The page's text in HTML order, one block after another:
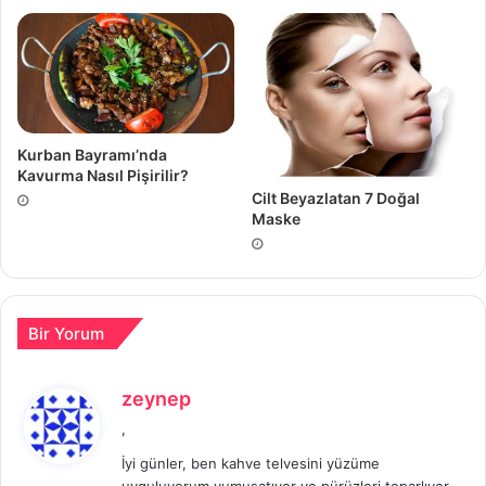
Kurban Bayramı’nda
Kavurma Nasıl Pişirilir?
Cilt Beyazlatan 7 Doğal
Maske
Bir Yorum
zeynep
i
,
İyi günler, ben kahve telvesini yüzüme